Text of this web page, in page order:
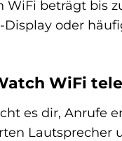
WiFi beträgt bis
oder
WiFi
es dir,
Lautsprecher